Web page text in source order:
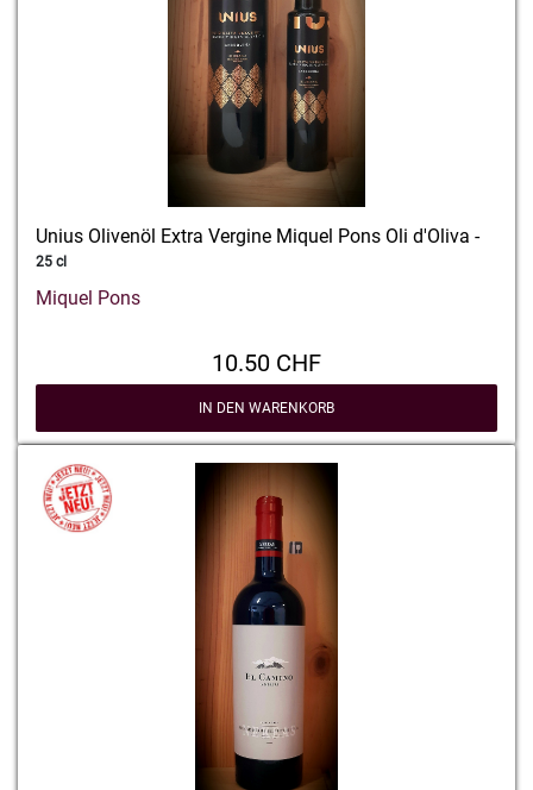
Unius Olivenöl Extra Vergine Miquel Pons Oli d'Oliva -
25 cl
Miquel Pons
10.50 CHF
IN DEN WARENKORB